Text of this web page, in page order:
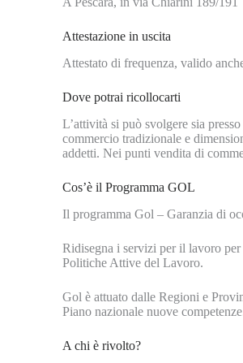
Attestazione in uscita
Attestato di frequenza, valido
Dove potrai ricollocarti
L’attività si può svolgere sia
commercio tradizionale e
addetti. Nei punti vendita di
Cos’è il Programma GOL
Il programma Gol – Garanzia di
Ridisegna i servizi per il lavoro
Politiche Attive del Lavoro.
Gol è attuato dalle Regioni e
Piano nazionale nuove
A chi è rivolto?